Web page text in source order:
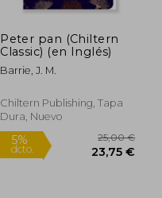
Peter pan (Chiltern
Classic) (en Inglés)
Barrie, J. M.
Chiltern Publishing, Tapa
Dura, Nuevo